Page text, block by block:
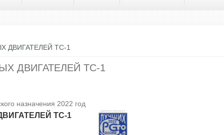
ДВИГАТЕЛЕЙ ТС-1
ДВИГАТЕЛЕЙ ТС-1
назначения 2022 год
ТС-1